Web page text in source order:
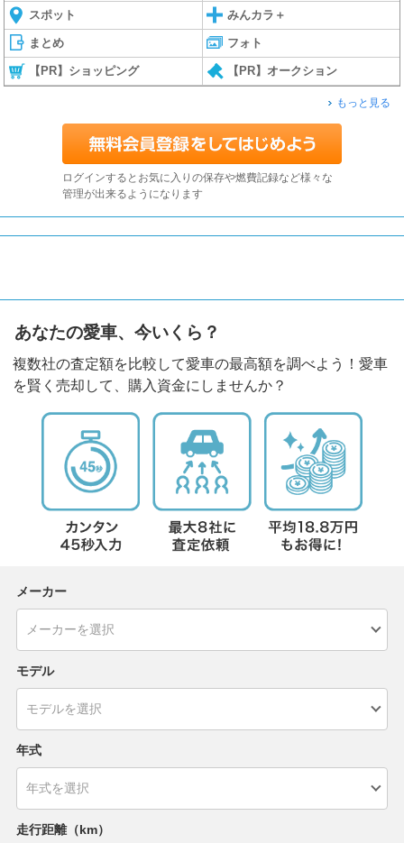
スポット みんカラ＋
まとめ フォト
【PR】ショッピング 【PR】オークション
もっと見る
ログインするとお気に入りの保存や燃費記録など様々な
管理が出来るようになります
あなたの愛車、今いくら？
複数社の査定額を比較して愛車の最高額を調べよう！愛車
を賢く売却して、購入資金にしませんか？
メーカー
モデル
年式
走行距離（km）